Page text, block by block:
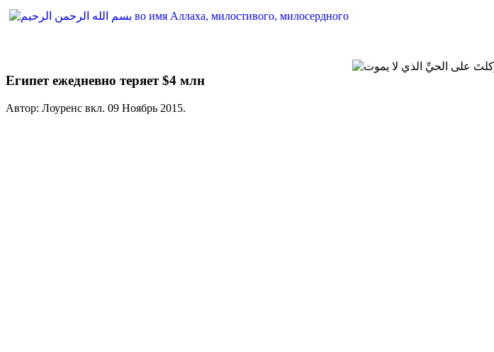
Египет ежедневно теряет $4 млн
Автор: Лоуренс вкл. 09 Ноябрь 2015.